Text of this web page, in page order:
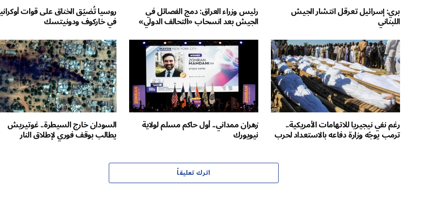
بري: إسرائيل تعرقل انتشار الجيش
اللبناني
رئيس وزراء العراق: دمج الفصائل في
الجيش بعد انسحاب «التحالف الدولي»
روسيا تُضيّق الخناق على قوات
في خاركوف ودونيتسك
رغم نفي نيجيريا للاتهامات الأمريكية..
ترمب يوجّه وزارة دفاعه بالاستعداد لحرب
زهران ممداني.. أول حاكم مسلم لولاية
نيويورك
السودان خارج السيطرة.. غوتيريش
يطالب بوقف فوري لإطلاق النار
اترك تعليقاً